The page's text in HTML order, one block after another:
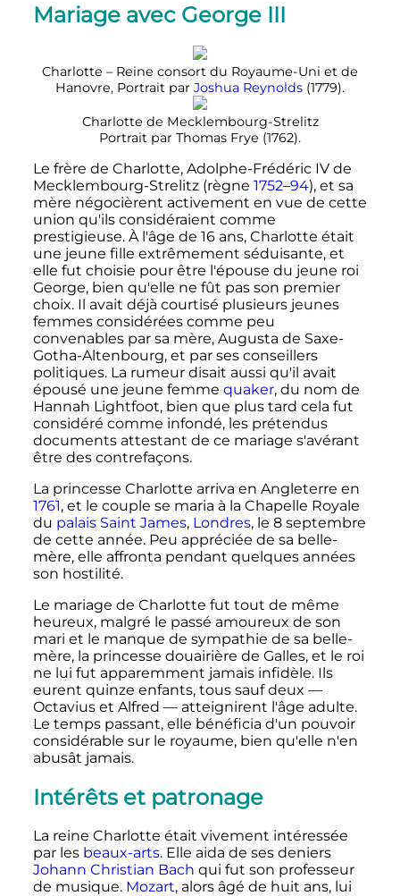
Mariage avec George III
Charlotte – Reine consort du Royaume-Uni et de
Hanovre, Portrait par Joshua Reynolds (1779).
Charlotte de Mecklembourg-Strelitz
Portrait par Thomas Frye (1762).
Le frère de Charlotte, Adolphe-Frédéric IV de
Mecklembourg-Strelitz (règne 1752–94), et sa
mère négocièrent activement en vue de cette
union qu'ils considéraient comme
prestigieuse. À l'âge de 16 ans, Charlotte était
une jeune fille extrêmement séduisante, et
elle fut choisie pour être l'épouse du jeune roi
George, bien qu'elle ne fût pas son premier
choix. Il avait déjà courtisé plusieurs jeunes
femmes considérées comme peu
convenables par sa mère, Augusta de Saxe-
Gotha-Altenbourg, et par ses conseillers
politiques. La rumeur disait aussi qu'il avait
épousé une jeune femme quaker, du nom de
Hannah Lightfoot, bien que plus tard cela fut
considéré comme infondé, les prétendus
documents attestant de ce mariage s'avérant
être des contrefaçons.
La princesse Charlotte arriva en Angleterre en
1761, et le couple se maria à la Chapelle Royale
du palais Saint James, Londres, le 8 septembre
de cette année. Peu appréciée de sa belle-
mère, elle affronta pendant quelques années
son hostilité.
Le mariage de Charlotte fut tout de même
heureux, malgré le passé amoureux de son
mari et le manque de sympathie de sa belle-
mère, la princesse douairière de Galles, et le roi
ne lui fut apparemment jamais infidèle. Ils
eurent quinze enfants, tous sauf deux —
Octavius et Alfred — atteignirent l'âge adulte.
Le temps passant, elle bénéficia d'un pouvoir
considérable sur le royaume, bien qu'elle n'en
abusât jamais.
Intérêts et patronage
La reine Charlotte était vivement intéressée
par les beaux-arts. Elle aida de ses deniers
Johann Christian Bach qui fut son professeur
de musique. Mozart, alors âgé de huit ans, lui